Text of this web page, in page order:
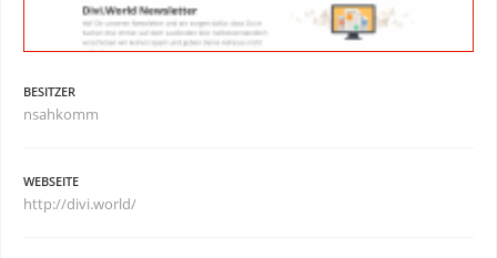
BESITZER
nsahkomm
WEBSEITE
http://divi.world/